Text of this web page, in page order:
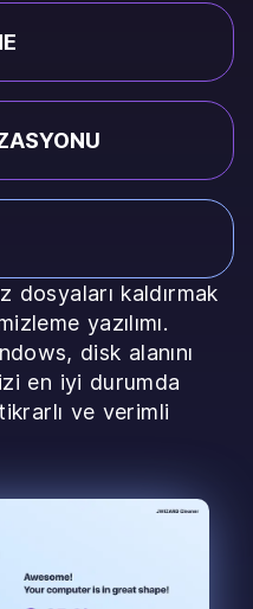
dosyaları kaldırmak
yazılımı.
disk alanını
en iyi durumda
ve verimli